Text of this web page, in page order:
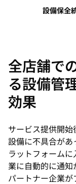
設備保全
全店舗で
る設備管
効果
サービス提供開始
設備に不具合が
ラットフォーム
業に自動的に通
パートナー企業が